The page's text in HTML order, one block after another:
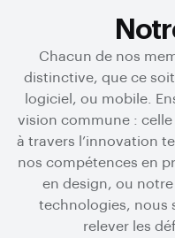
Chacun de nos
distinctive, que ce
logiciel, ou mobile.
vision commune :
à travers l’innovation
nos compétences en
en design, ou
technologies, nous
relever les